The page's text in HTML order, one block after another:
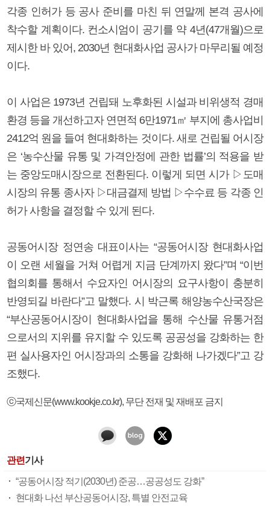
각종 인허가 등 공사 준비를 마친 뒤 연말께 본격 공사에
착수할 계획이다. 컨소시엄이 공기를 약 4년(47개월)으로
제시한 바 있어, 2030년 현대화사업 공사가 마무리될 예정
이다.
이 사업은 1973년 건립돼 노후화된 시설과 비위생적 경매
환경 등을 개선하고자 연면적 6만1971㎡ 부지에 총사업비
2412억 원을 들여 현대화하는 것이다. 새로 건립될 어시장
은 ‘농수산물 유통 및 가격안정에 관한 법률’의 적용을 받
는 중앙도매시장으로 전환된다. 이렇게 되면 시가 ▷도매
시장의 유통 종사자 ▷대금결제 방법 ▷수수료 등 각종 인
허가 사항을 결정할 수 있게 된다.
공동어시장 정연송 대표이사는 “공동어시장 현대화사업
이 오랜 세월을 거쳐 어렵게 지금 단계까지 왔다”며 “이번
협의회를 통해서 수요자인 어시장의 요구사항이 충분히
반영되길 바란다”고 말했다. 시 박근록 해양농수산국장은
“부산공동어시장이 현대화사업을 통해 수산물 유통거점
으로서의 지위를 유지할 수 있도록 공공성을 강화하는 한
편 실사용자인 어시장과의 소통을 강화해 나가겠다”고 강
조했다.
ⓒ국제신문(www.kookje.co.kr), 무단 전재 및 재배포 금지
관련기사
“공동어시장 적기(2030년) 준공…공공성도 강화”
현대화 나선 부산공동어시장, 특별 안전교육